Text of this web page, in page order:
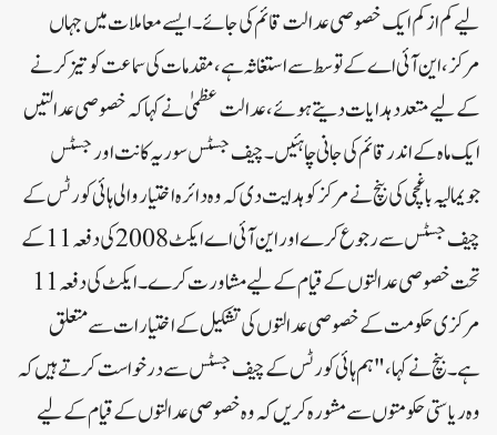
لیے کم از کم ایک خصوصی عدالت قائم کی جائے۔ایسے معاملات میں جہاں
مرکز، این آئی اے کے توسط سے استغاثہ ہے، مقدمات کی سماعت کو تیز کرنے
کے لیے متعدد ہدایات دیتے ہوئے، عدالت عظمیٰ نے کہا کہ خصوصی عدالتیں
ایک ماہ کے اندر قائم کی جانی چاہئیں۔چیف جسٹس سوریہ کانت اور جسٹس
جویمالیہ باغچی کی بنچ نے مرکز کو ہدایت دی کہ وہ دائرہ اختیار والی ہائی کورٹس کے
چیف جسٹس سے رجوع کرے اور این آئی اے ایکٹ 2008 کی دفعہ 11 کے
تحت خصوصی عدالتوں کے قیام کے لیے مشاورت کرے۔ایکٹ کی دفعہ 11
مرکزی حکومت کے خصوصی عدالتوں کی تشکیل کے اختیارات سے متعلق
ہے۔بنچ نے کہا، "ہم ہائی کورٹس کے چیف جسٹس سے درخواست کرتے ہیں کہ
وہ ریاستی حکومتوں سے مشورہ کریں کہ وہ خصوصی عدالتوں کے قیام کے لیے